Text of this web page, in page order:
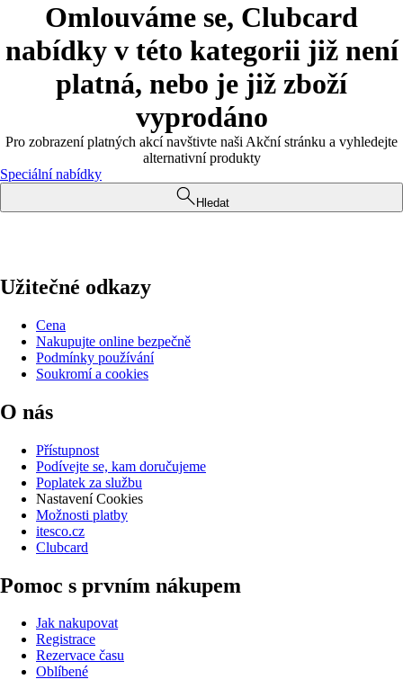
Omlouváme se, Clubcard
nabídky v této kategorii již není
platná, nebo je již zboží
vyprodáno
Pro zobrazení platných akcí navštivte naši Akční stránku a vyhledejte
alternativní produkty
Speciální nabídky
Hledat
Užitečné odkazy
Cena
Nakupujte online bezpečně
Podmínky používání
Soukromí a cookies
O nás
Přístupnost
Podívejte se, kam doručujeme
Poplatek za službu
Nastavení Cookies
Možnosti platby
itesco.cz
Clubcard
Pomoc s prvním nákupem
Jak nakupovat
Registrace
Rezervace času
Oblíbené